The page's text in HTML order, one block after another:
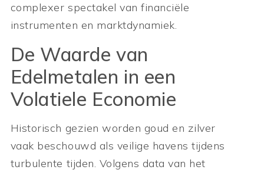
complexer spectakel van financiële
instrumenten en marktdynamiek.
De Waarde van
Edelmetalen in een
Volatiele Economie
Historisch gezien worden goud en zilver
vaak beschouwd als veilige havens tijdens
turbulente tijden. Volgens data van het